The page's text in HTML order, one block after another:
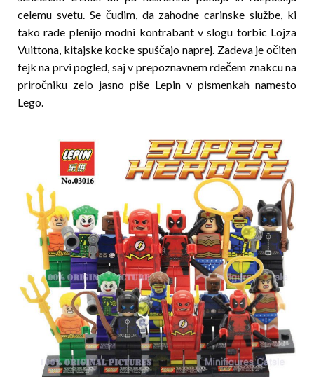
celemu svetu. Se čudim, da zahodne carinske službe, ki
tako rade plenijo modni kontrabant v slogu torbic Lojza
Vuittona, kitajske kocke spuščajo naprej. Zadeva je očiten
fejk na prvi pogled, saj v prepoznavnem rdečem znakcu na
priročniku zelo jasno piše Lepin v pismenkah namesto
Lego.